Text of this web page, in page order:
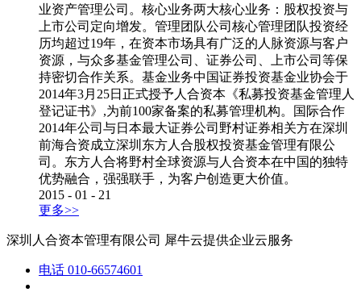
业资产管理公司。核心业务两大核心业务：股权投资与
上市公司定向增发。管理团队公司核心管理团队投资经
历均超过19年，在资本市场具有广泛的人脉资源与客户
资源，与众多基金管理公司、证券公司、上市公司等保
持密切合作关系。基金业务中国证券投资基金业协会于
2014年3月25日正式授予人合资本《私募投资基金管理人
登记证书》,为前100家备案的私募管理机构。国际合作
2014年公司与日本最大证券公司野村证券相关方在深圳
前海合资成立深圳东方人合股权投资基金管理有限公
司。东方人合将野村全球资源与人合资本在中国的独特
优势融合，强强联手，为客户创造更大价值。
2015 - 01 - 21
更多>>
深圳人合资本管理有限公司 犀牛云提供企业云服务
电话 010-66574601